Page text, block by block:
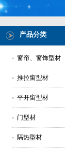
产品分类
窗帘、窗饰型材
推拉窗型材
平开窗型材
门型材
隔热型材